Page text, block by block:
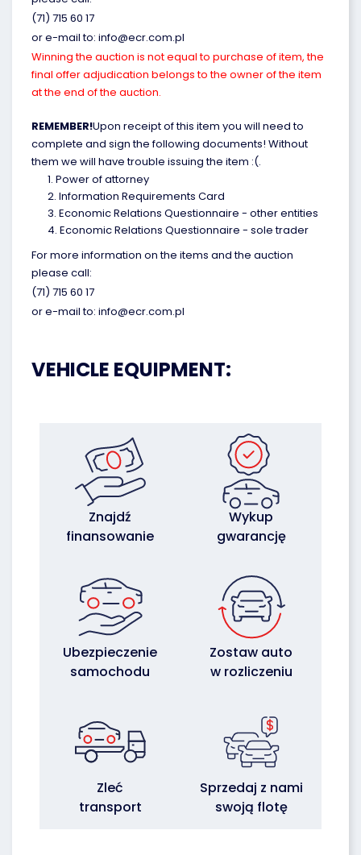
(71) 715 60 17
or e-mail to: info@ecr.com.pl
Winning the auction is not equal to purchase of item, the
final offer adjudication belongs to the owner of the item
at the end of the auction.
REMEMBER!Upon receipt of this item you will need to
complete and sign the following documents! Without
them we will have trouble issuing the item :(.
Power of attorney
Information Requirements Card
Economic Relations Questionnaire - other entities
Economic Relations Questionnaire - sole trader
For more information on the items and the auction
please call:
(71) 715 60 17
or e-mail to: info@ecr.com.pl
VEHICLE EQUIPMENT:
Znajdź
finansowanie
Wykup
gwarancję
Ubezpieczenie
samochodu
Zostaw auto
w rozliczeniu
Zleć
transport
Sprzedaj z nami
swoją flotę